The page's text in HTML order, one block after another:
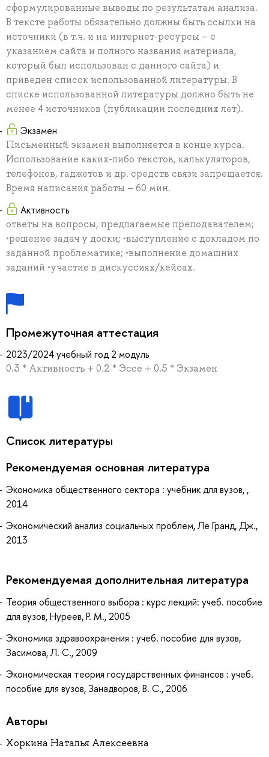
сформулированные выводы по результатам анализа.
В тексте работы обязательно должны быть ссылки на
источники (в т.ч. и на интернет-ресурсы – с
указанием сайта и полного названия материала,
который был использован с данного сайта) и
приведен список использованной литературы. В
списке использованной литературы должно быть не
менее 4 источников (публикации последних лет).
Экзамен
Письменный экзамен выполняется в конце курса.
Использование каких-либо текстов, калькуляторов,
телефонов, гаджетов и др. средств связи запрещается.
Время написания работы – 60 мин.
Активность
ответы на вопросы, предлагаемые преподавателем;
•решение задач у доски; •выступление с докладом по
заданной проблематике; •выполнение домашних
заданий •участие в дискуссиях/кейсах.
Промежуточная аттестация
2023/2024 учебный год 2 модуль
0.3 * Активность + 0.2 * Эссе + 0.5 * Экзамен
Список литературы
Рекомендуемая основная литература
Экономика общественного сектора : учебник для вузов, ,
2014
Экономический анализ социальных проблем, Ле Гранд, Дж.,
2013
Рекомендуемая дополнительная литература
Теория общественного выбора : курс лекций: учеб. пособие
для вузов, Нуреев, Р. М., 2005
Экономика здравоохранения : учеб. пособие для вузов,
Засимова, Л. С., 2009
Экономическая теория государственных финансов : учеб.
пособие для вузов, Занадворов, В. С., 2006
Авторы
Хоркина Наталья Алексеевна